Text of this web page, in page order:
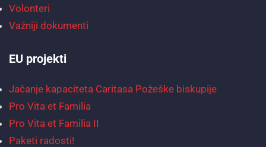
Volonteri
Važniji dokumenti
EU projekti
Jačanje kapaciteta Caritasa Požeške biskupije
Pro Vita et Familia
Pro Vita et Familia II
Paketi radosti!